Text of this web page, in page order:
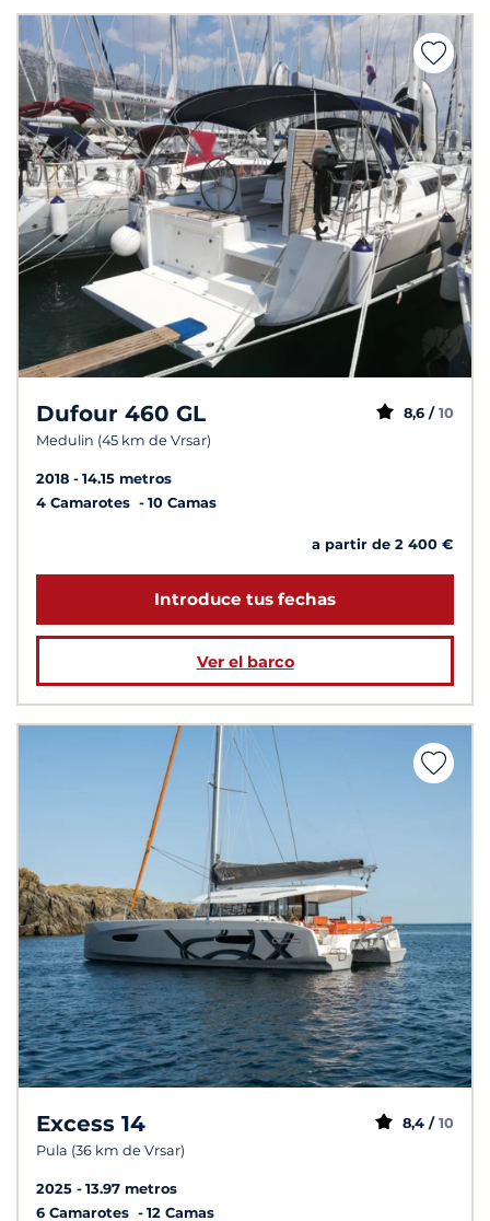
Dufour 460 GL
Medulin (45 km de Vrsar)
8,6 / 10
2018
14.15 metros
4 Camarotes
10 Camas
a partir de 2 400 €
Introduce tus fechas
Ver el barco
Excess 14
Pula (36 km de Vrsar)
8,4 / 10
2025
13.97 metros
6 Camarotes
12 Camas